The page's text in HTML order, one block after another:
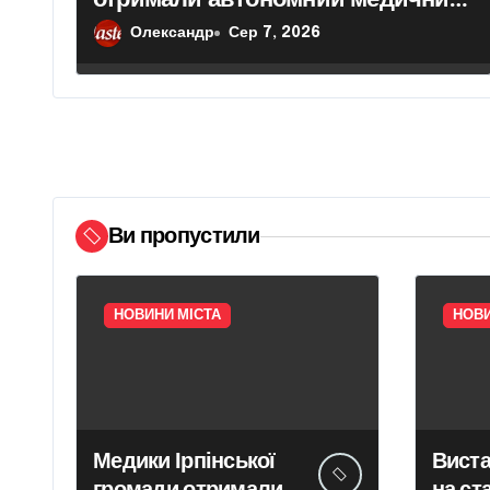
і
в
модуль від місцевої влади
Олександр Сер 7, 2026
Ви пропустили
НОВИНИ МІСТА
Медики Ірпінської